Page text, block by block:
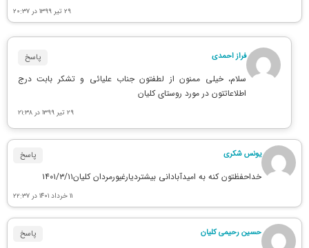
۲۹ تیر ۱۳۹۹ در ۲۰:۳۷
فراز احمدی پاسخ
سلام، خیلی ممنون از لطفتون جناب علیائی و تشکر بابت درج
اطلاعاتتون در مورد روستای کلیان
۲۹ تیر ۱۳۹۹ در ۲۱:۳۸
یونس شکری پاسخ
خداحفظتون کنه به امیدآبادانی بیشتردیارغیورمردان کلیان۱۴۰۱/۳/۱۱
۱۱ خرداد ۱۴۰۱ در ۲۲:۳۷
حسین رحیمی کلیان پاسخ